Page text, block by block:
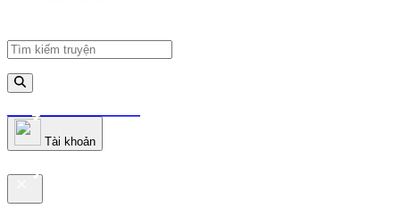
truyenfullz.com
Tài khoản
truyenfullz.com